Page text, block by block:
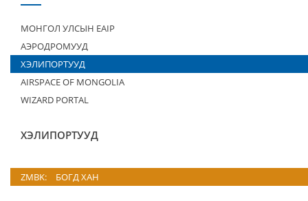
МОНГОЛ УЛСЫН EAIP
АЭРОДРОМУУД
ХЭЛИПОРТУУД
AIRSPACE OF MONGOLIA
WIZARD PORTAL
ХЭЛИПОРТУУД
ZMBK: БОГД ХАН